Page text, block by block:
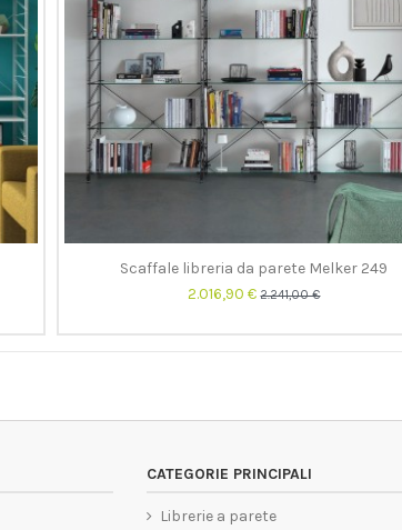
Scaffale libreria da parete Melker 249
2.016,90 €2.241,00 €
CATEGORIE PRINCIPALI
Librerie a parete